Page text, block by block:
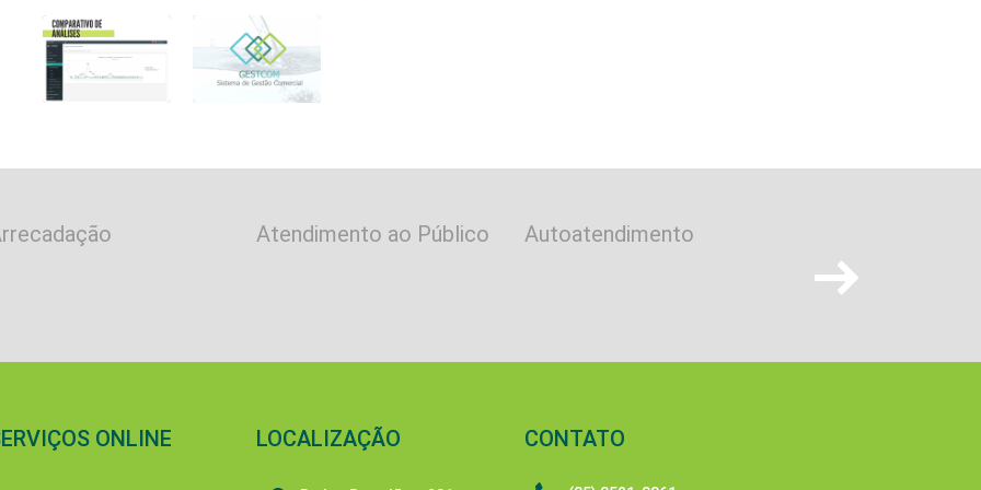
Atendimento ao Público Autoatendimento
de Privacidade do
aplicativo Água em
ONLINE LOCALIZAÇÃO CONTATO